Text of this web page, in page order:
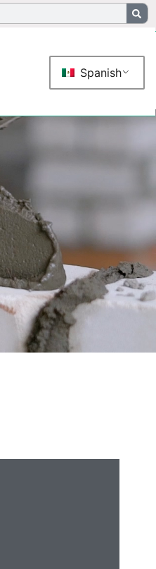
Spanish